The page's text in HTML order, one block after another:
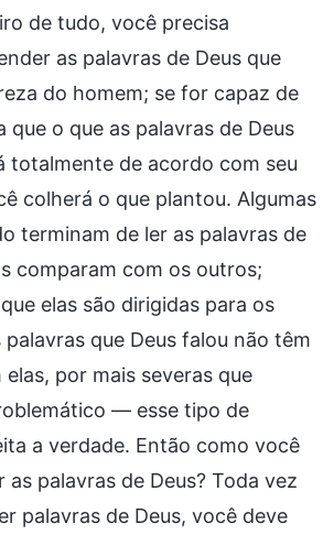
de tudo, você precisa
as palavras de Deus que
do homem; se for capaz de
que o que as palavras de Deus
totalmente de acordo com seu
colherá o que plantou. Algumas
terminam de ler as palavras de
comparam com os outros;
elas são dirigidas para os
que Deus falou não têm
por mais severas que
— esse tipo de
a verdade. Então como você
as palavras de Deus? Toda vez
palavras de Deus, você deve